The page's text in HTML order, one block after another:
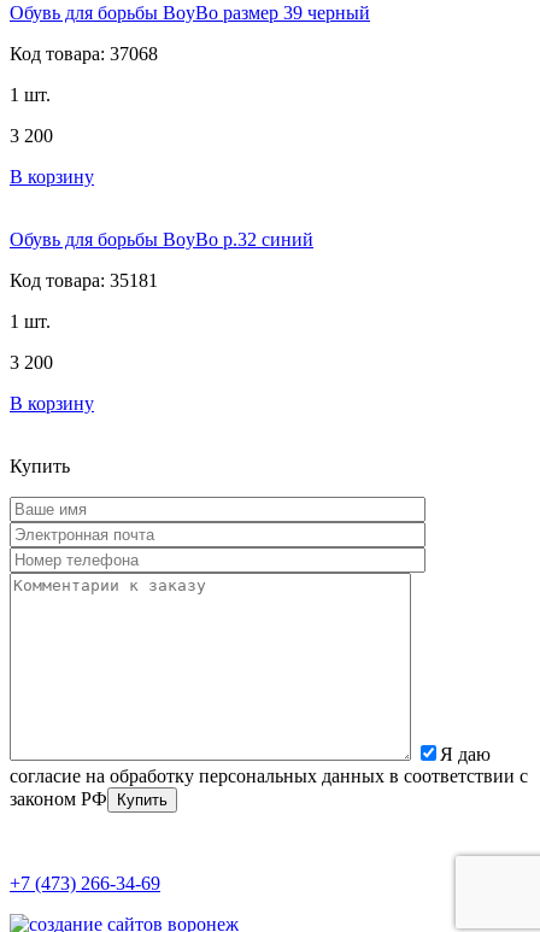
Обувь для борьбы BoyBo размер 39 черный
Код товара: 37068
1 шт.
3 200
В корзину
Обувь для борьбы BoyBo р.32 синий
Код товара: 35181
1 шт.
3 200
В корзину
Купить
Я даю
согласие на обработку персональных данных в соответствии с
законом РФ
+7 (473) 266-34-69